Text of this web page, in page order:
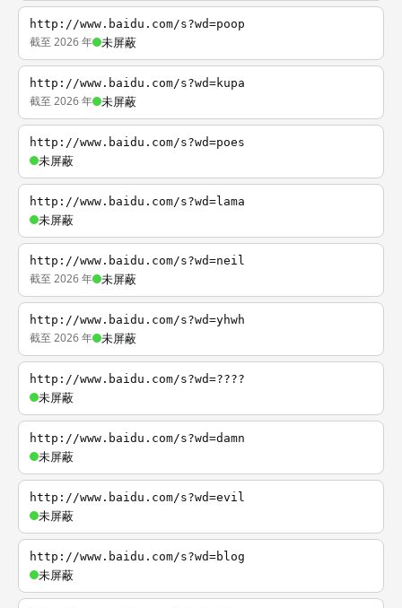
http://www.baidu.com/s?wd=poop
截至 2026 年 未屏蔽
http://www.baidu.com/s?wd=kupa
截至 2026 年 未屏蔽
http://www.baidu.com/s?wd=poes
未屏蔽
http://www.baidu.com/s?wd=lama
未屏蔽
http://www.baidu.com/s?wd=neil
截至 2026 年 未屏蔽
http://www.baidu.com/s?wd=yhwh
截至 2026 年 未屏蔽
http://www.baidu.com/s?wd=????
未屏蔽
http://www.baidu.com/s?wd=damn
未屏蔽
http://www.baidu.com/s?wd=evil
未屏蔽
http://www.baidu.com/s?wd=blog
未屏蔽